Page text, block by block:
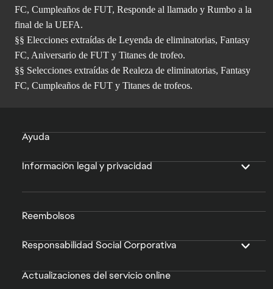
FC, Cumpleaños de FUT, Responde al llamado y Rumbo a la
final de la UEFA.
§§ Elecciones extraídas de Leyenda de eliminatorias, Fantasy
FC, Aniversario de FUT y Titanes de trofeo.
§§ Selecciones extraídas de Realeza de eliminatorias, Fantasy
FC, Cumpleaños de FUT y Titanes de trofeos.
Ayuda
Información legal y privacidad
Reembolsos
Responsabilidad Social Corporativa
Actualizaciones del servicio online